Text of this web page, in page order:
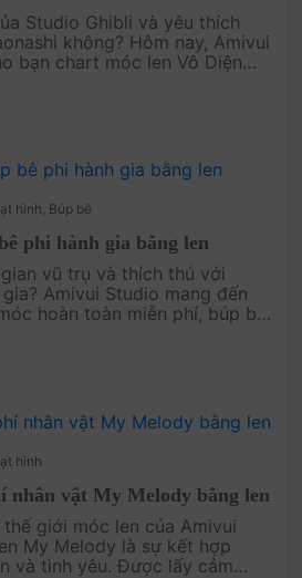
Studio Ghibli và yêu thích
không? Hôm nay, Amivui
bạn chart móc len Vô Diện
chắc ....
hình, Búp bê
phi hành gia bằng len
vũ trụ và thích thú với
Amivui Studio mang đến
hoàn toàn miễn phí, búp bê
tạ....
hình
nhân vật My Melody bằng len
giới móc len của Amivui
My Melody là sự kết hợp
và tình yêu. Được lấy cảm